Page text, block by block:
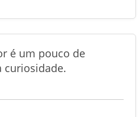
é um pouco de
curiosidade.